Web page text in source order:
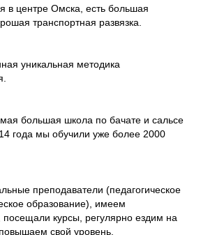
в центре Омска, есть большая
транспортная развязка.
уникальная методика
большая школа по бачате и сальсе
года мы обучили уже более 2000
преподаватели (педагогическое
образование), имеем
посещали курсы, регулярно ездим на
свой уровень.